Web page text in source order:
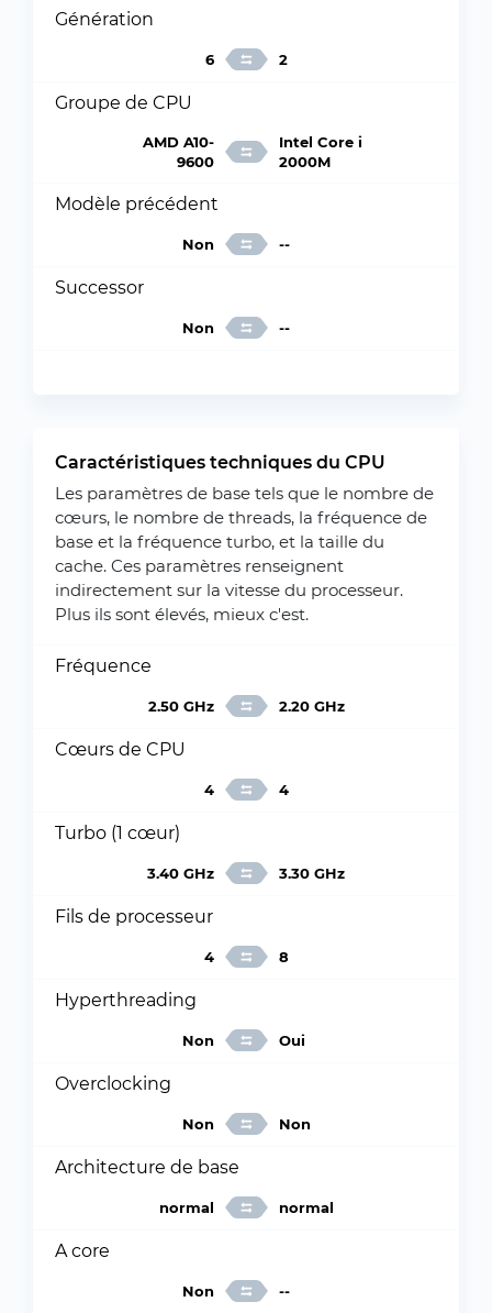
Génération
6 2
Groupe de CPU
AMD A10-
9600
Intel Core i
2000M
Modèle précédent
Non --
Successor
Non --
Caractéristiques techniques du CPU
Les paramètres de base tels que le nombre de
cœurs, le nombre de threads, la fréquence de
base et la fréquence turbo, et la taille du
cache. Ces paramètres renseignent
indirectement sur la vitesse du processeur.
Plus ils sont élevés, mieux c'est.
Fréquence
2.50 GHz 2.20 GHz
Cœurs de CPU
4 4
Turbo (1 cœur)
3.40 GHz 3.30 GHz
Fils de processeur
4 8
Hyperthreading
Non Oui
Overclocking
Non Non
Architecture de base
normal normal
A core
Non --